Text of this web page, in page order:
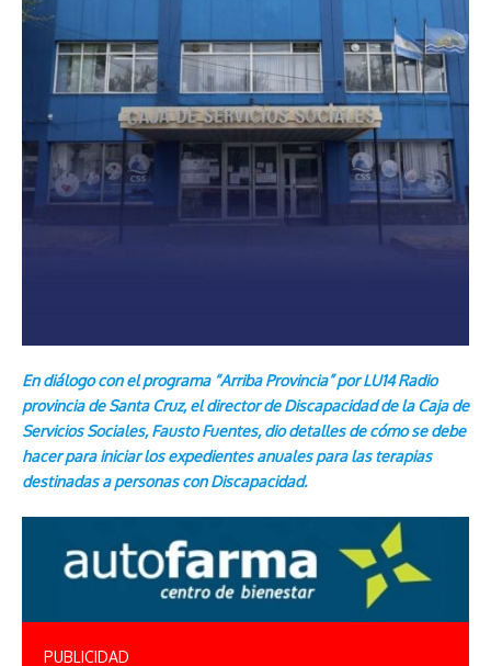
En diálogo con el programa “Arriba Provincia” por LU14 Radio
provincia de Santa Cruz, el director de Discapacidad de la Caja de
Servicios Sociales, Fausto Fuentes, dio detalles de cómo se debe
hacer para iniciar los expedientes anuales para las terapias
destinadas a personas con Discapacidad.
PUBLICIDAD